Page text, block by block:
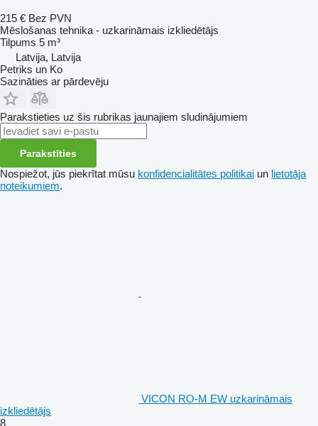
215 € Bez PVN
Mēslošanas tehnika - uzkarināmais izkliedētājs
Tilpums 5 m³
Latvija, Latvija
Petriks un Ko
Sazināties ar pārdevēju
Parakstieties uz šis rubrikas jaunajiem sludinājumiem
Parakstīties
Nospiežot, jūs piekrītat mūsu konfidencialitātes politikai un lietotāja
noteikumiem.
VICON RO-M EW uzkarināmais
izkliedētājs
8